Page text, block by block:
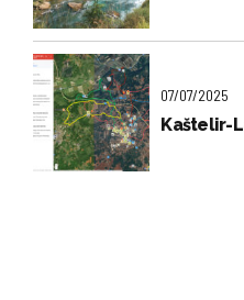
07/07/2025
Kaštelir-